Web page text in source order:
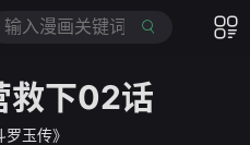
救下02话
罗玉传》